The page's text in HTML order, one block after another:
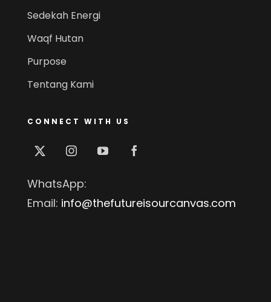
Sedekah Energi
Waqf Hutan
Purpose
Tentang Kami
CONNECT WITH US
WhatsApp:
Email: info@thefutureisourcanvas.com